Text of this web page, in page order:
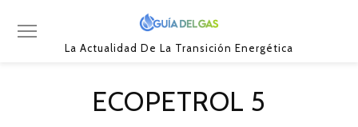
La Actualidad De La Transición Energética
ECOPETROL 5